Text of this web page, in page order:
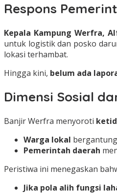
Respons
Kepala Kampung Werfra,
untuk logistik dan posko
lokasi terhambat.
Hingga kini, belum ada
Dimensi Sosial
Banjir Werfra menyoroti
Warga lokal
Pemerintah daerah
Peristiwa ini menegaskan
Jika pola alih fungsi